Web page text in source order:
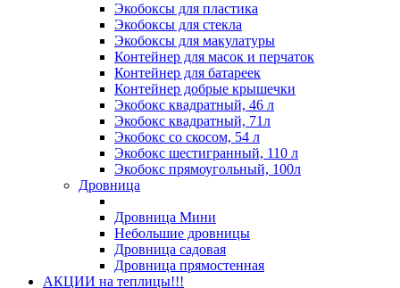
Экобоксы для пластика
Экобоксы для стекла
Экобоксы для макулатуры
Контейнер для масок и перчаток
Контейнер для батареек
Контейнер добрые крышечки
Экобокс квадратный, 46 л
Экобокс квадратный, 71л
Экобокс со скосом, 54 л
Экобокс шестигранный, 110 л
Экобокс прямоугольный, 100л
Дровница
Дровница Мини
Небольшие дровницы
Дровница садовая
Дровница прямостенная
АКЦИИ на теплицы!!!